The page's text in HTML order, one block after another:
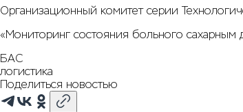
Организационный комитет серии
«Мониторинг состояния больного сахарным
БАС
логистика
Поделиться новостью